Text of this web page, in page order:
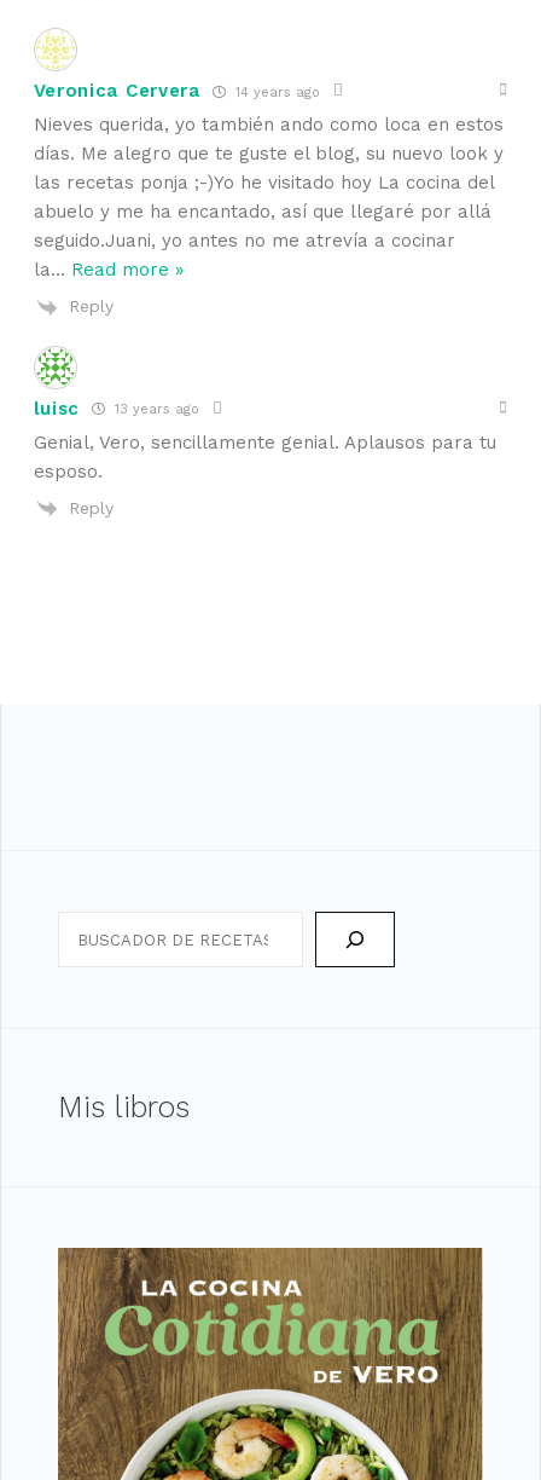
Veronica Cervera 14 years ago
Nieves querida, yo también ando como loca en estos
días. Me alegro que te guste el blog, su nuevo look y
las recetas ponja ;-)Yo he visitado hoy La cocina del
abuelo y me ha encantado, así que llegaré por allá
seguido.Juani, yo antes no me atrevía a cocinar
la… Read more »
Reply
luisc 13 years ago
Genial, Vero, sencillamente genial. Aplausos para tu
esposo.
Reply
Mis libros